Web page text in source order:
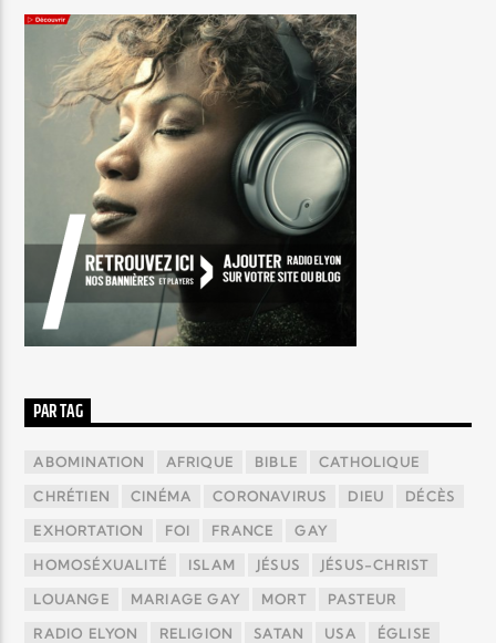
PAR TAG
ABOMINATION AFRIQUE BIBLE CATHOLIQUE
CHRÉTIEN CINÉMA CORONAVIRUS DIEU DÉCÈS
EXHORTATION FOI FRANCE GAY
HOMOSÉXUALITÉ ISLAM JÉSUS JÉSUS-CHRIST
LOUANGE MARIAGE GAY MORT PASTEUR
RADIO ELYON RELIGION SATAN USA ÉGLISE